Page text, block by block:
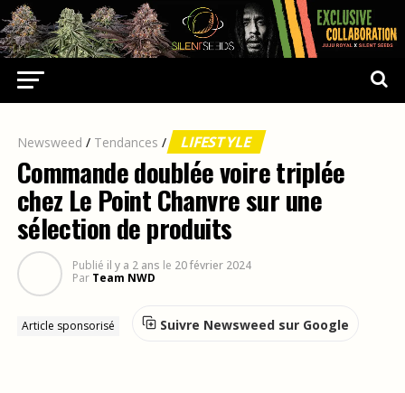
Newsweed / Tendances / LIFESTYLE
Commande doublée voire triplée
chez Le Point Chanvre sur une
sélection de produits
Publié il y a 2 ans le 20 février 2024
Par Team NWD
Article sponsorisé Suivre Newsweed sur Google